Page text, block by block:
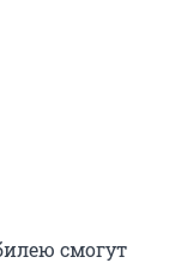
смогут